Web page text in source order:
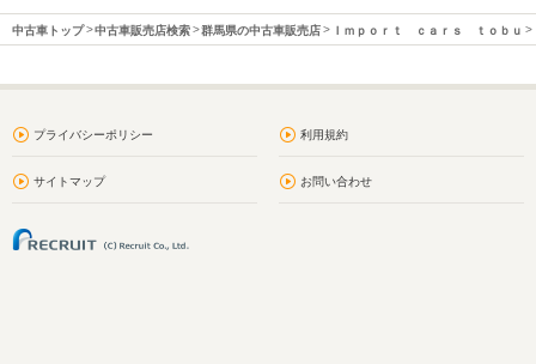
中古車トップ 中古車販売店検索 群馬県の中古車販売店 Ｉｍｐｏｒｔ ｃａｒｓ ｔｏｂｕ
プライバシーポリシー 利用規約
サイトマップ お問い合わせ